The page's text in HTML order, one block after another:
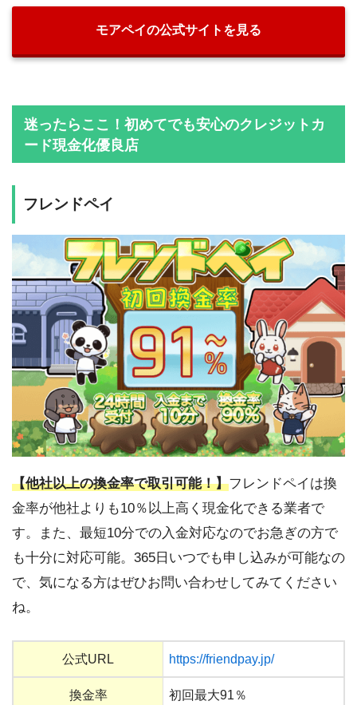
モアペイの公式サイトを見る
迷ったらここ！初めてでも安心のクレジットカ
ード現金化優良店
フレンドペイ
【他社以上の換金率で取引可能！】フレンドペイは換
金率が他社よりも10％以上高く現金化できる業者で
す。また、最短10分での入金対応なのでお急ぎの方で
も十分に対応可能。365日いつでも申し込みが可能なの
で、気になる方はぜひお問い合わせしてみてください
ね。
公式URL https://friendpay.jp/
換金率 初回最大91％